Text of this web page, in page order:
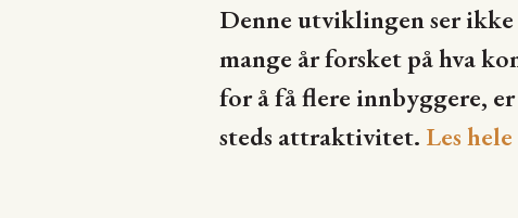
Denne utviklingen ser
mange år forsket på hva
for å få flere innbyggere,
steds attraktivitet. Les